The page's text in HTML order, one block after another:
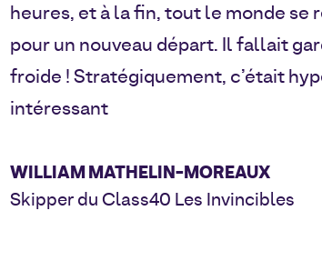
heures, et à la fin, tout le monde se
pour un nouveau départ. Il fallait
froide ! Stratégiquement, c’était
intéressant
WILLIAM MATHELIN-MOREAUX
Skipper du Class40 Les Invincibles